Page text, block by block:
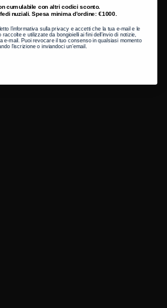
cumulabile con altri codici sconto.
nuziali. Spesa minima d’ordine: €1000.
l’informativa sulla privacy e accetti che la tua e-mail e le
e utilizzate da bongioielli ai fini dell’invio di notizie,
e-mail. Puoi revocare il tuo consenso in qualsiasi momento
l’iscrizione o inviandoci un’email.